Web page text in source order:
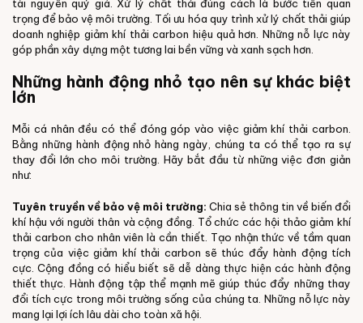
tài nguyên quý giá. Xử lý chất thải đúng cách là bước tiến quan
trọng để bảo vệ môi trường. Tối ưu hóa quy trình xử lý chất thải giúp
doanh nghiệp giảm khí thải carbon hiệu quả hơn. Những nỗ lực này
góp phần xây dựng một tương lai bền vững và xanh sạch hơn.
Những hành động nhỏ tạo nên sự khác biệt
lớn
Mỗi cá nhân đều có thể đóng góp vào việc giảm khí thải carbon.
Bằng những hành động nhỏ hàng ngày, chúng ta có thể tạo ra sự
thay đổi lớn cho môi trường. Hãy bắt đầu từ những việc đơn giản
như:
Tuyên truyền về bảo vệ môi trường: Chia sẻ thông tin về biến đổi
khí hậu với người thân và cộng đồng. Tổ chức các hội thảo giảm khí
thải carbon cho nhân viên là cần thiết. Tạo nhận thức về tầm quan
trọng của việc giảm khí thải carbon sẽ thúc đẩy hành động tích
cực. Cộng đồng có hiểu biết sẽ dễ dàng thực hiện các hành động
thiết thực. Hành động tập thể mạnh mẽ giúp thúc đẩy những thay
đổi tích cực trong môi trường sống của chúng ta. Những nỗ lực này
mang lại lợi ích lâu dài cho toàn xã hội.